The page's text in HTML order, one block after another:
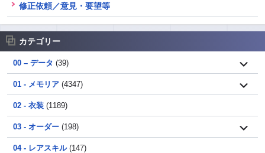
修正依頼／意見・要望等
カテゴリー
00 – データ (39)
01 - メモリア (4347)
02 - 衣装 (1189)
03 - オーダー (198)
04 - レアスキル(147)